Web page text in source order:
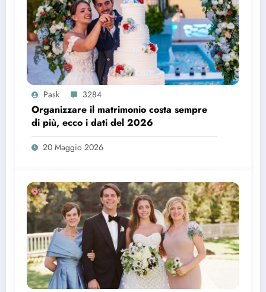
Pask 3284
Organizzare il matrimonio costa sempre
di più, ecco i dati del 2026
20 Maggio 2026